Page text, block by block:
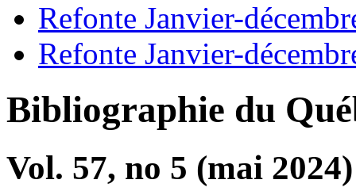
Refonte Janvier-
Refonte Janvier-
Bibliographie du
Vol. 57, no 5 (mai 2024)